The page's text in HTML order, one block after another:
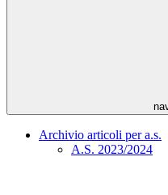
Archivio articoli per a.s.
A.S. 2023/2024